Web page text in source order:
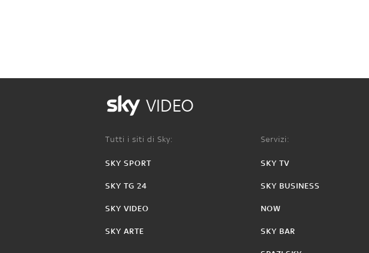
VIDEO
Tutti i siti di Sky:
SKY SPORT
SKY TG 24
SKY VIDEO
SKY ARTE
Servizi:
SKY TV
SKY BUSINESS
NOW
SKY BAR